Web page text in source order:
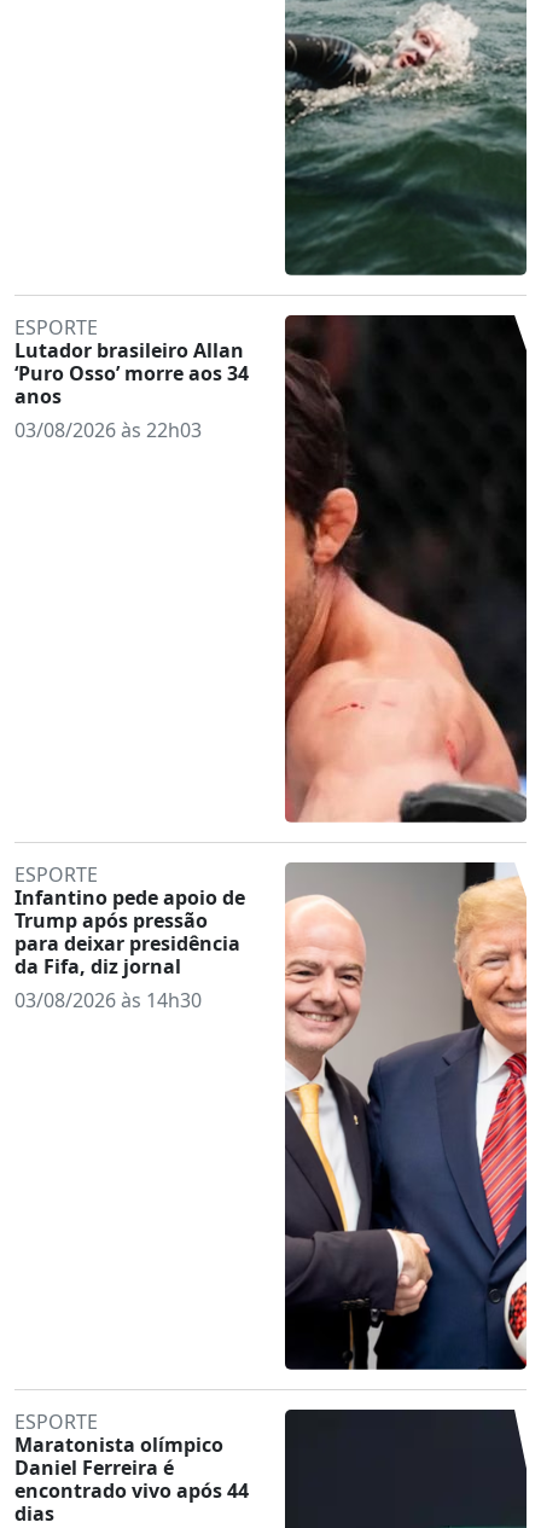
ESPORTE
Lutador brasileiro Allan
‘Puro Osso’ morre aos 34
anos
03/08/2026 às 22h03
ESPORTE
Infantino pede apoio de
Trump após pressão
para deixar presidência
da Fifa, diz jornal
03/08/2026 às 14h30
ESPORTE
Maratonista olímpico
Daniel Ferreira é
encontrado vivo após 44
dias